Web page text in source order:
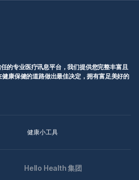
的专业医疗讯息平台，我们提供您完整丰富且
康保健的道路做出最佳决定，拥有富足美好的
健康小工具
Hello Health 集团